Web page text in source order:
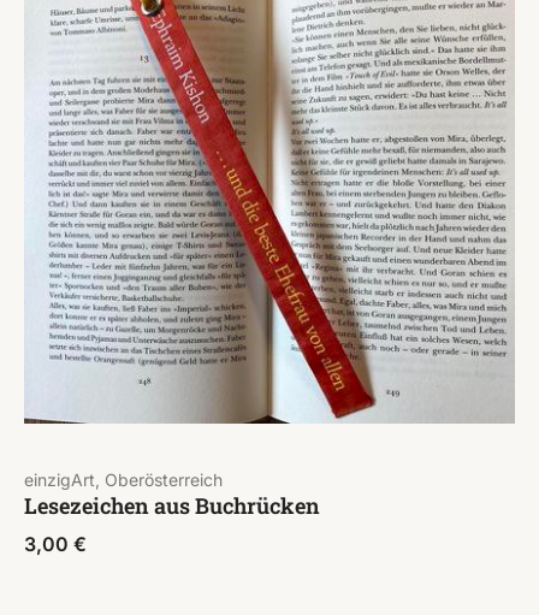
einzigArt, Oberösterreich
Lesezeichen aus Buchrücken
3,00 €